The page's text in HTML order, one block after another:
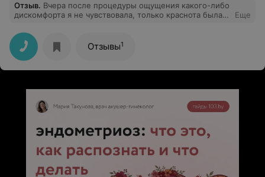
Отзыв. Вчера после процедуры ощущения какого-либо
дискомфорта я не чувствовала, только краснота была
покраснений на лице не было. Нанесла сыворотку и
крем (очень всё понравилось). Я вижу изменения,
кожа блестит, прыщи посветлели, на себя хочется
смотреть и любоваться) Спасибо вам огромное за Ваш
труд, за Ваши советы)
Еще
Отзывы1